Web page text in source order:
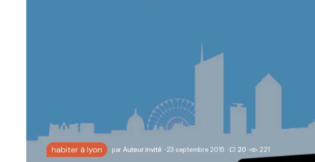
habiter à lyon parAuteur invité 23 septembre 2015 20 221